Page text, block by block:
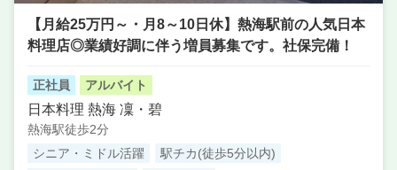
【月給25万円～・月8～10日休】熱海駅前の人気日本
料理店◎業績好調に伴う増員募集です。社保完備！
正社員 アルバイト
日本料理 熱海 凜・碧
熱海駅徒歩2分
シニア・ミドル活躍
駅チカ(徒歩5分以内)